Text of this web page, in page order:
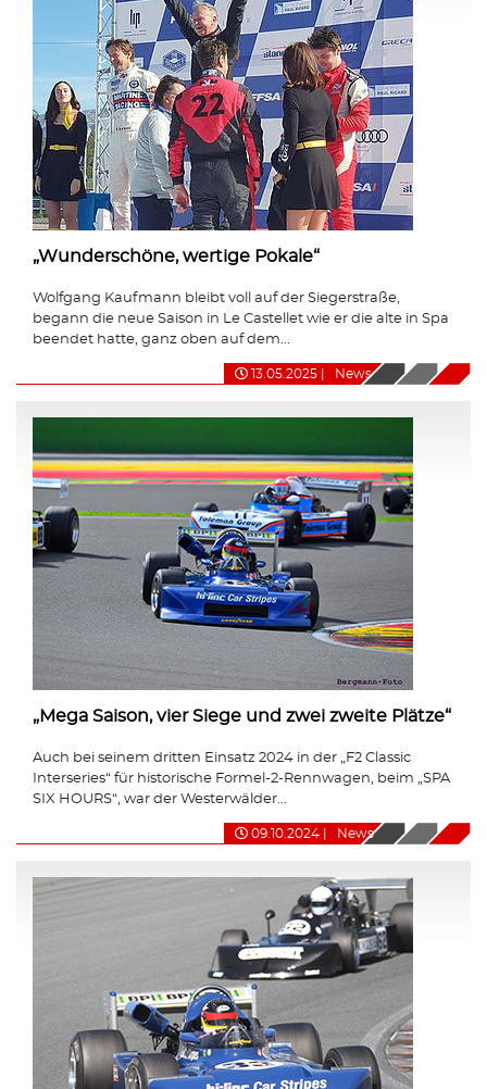
„Wunderschöne, wertige Pokale“
Wolfgang Kaufmann bleibt voll auf der Siegerstraße,
begann die neue Saison in Le Castellet wie er die alte in Spa
beendet hatte, ganz oben auf dem...
13.05.2025 News
„Mega Saison, vier Siege und zwei zweite Plätze“
Auch bei seinem dritten Einsatz 2024 in der „F2 Classic
Interseries“ für historische Formel-2-Rennwagen, beim „SPA
SIX HOURS“, war der Westerwälder...
09.10.2024 News